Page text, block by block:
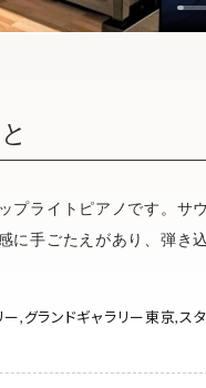
プライトピアノです。サ
に手ごたえがあり、弾き
ー,グランドギャラリー東京,ス